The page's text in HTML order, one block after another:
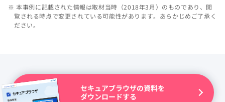
※ 本事例に記載された情報は取材当時（2018年3月）のものであり、閲
覧される時点で変更されている可能性があります。あらかじめご了承く
ださい。
セキュアブラウザの資料を
ダウンロードする